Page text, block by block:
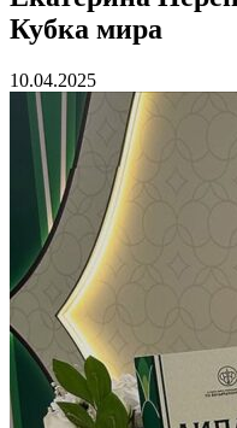
Кубка мира
10.04.2025